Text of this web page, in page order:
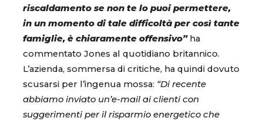
riscaldamento se non te lo puoi permettere,
in un momento di tale difficoltà per così tante
famiglie, è chiaramente offensivo” ha
commentato Jones al quotidiano britannico.
L’azienda, sommersa di critiche, ha quindi dovuto
scusarsi per l’ingenua mossa: “Di recente
abbiamo inviato un’e-mail ai clienti con
suggerimenti per il risparmio energetico che